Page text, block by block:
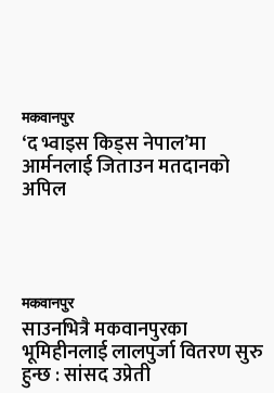
मकवानपुर
‘द भ्वाइस किड्स नेपाल’मा
आर्मनलाई जिताउन मतदानको
अपिल
मकवानपुर
साउनभित्रै मकवानपुरका
भूमिहीनलाई लालपुर्जा वितरण सुरु
हुन्छ : सांसद उप्रेती